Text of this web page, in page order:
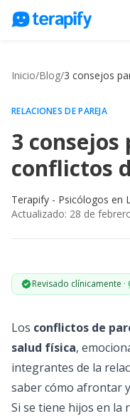
Opiniones
Empresas
Preguntas frecuentes
Trabaja con nosotros
Inicio/Blog/3 consejos
RELACIONES DE PAREJA
3
conflictos
Terapify - Psicólogos en
Actualizado: 28 de
Revisado clínicamente ·
Los conflictos de
salud física,
integrantes de la
saber cómo afrontar
Si se tiene hijos en la